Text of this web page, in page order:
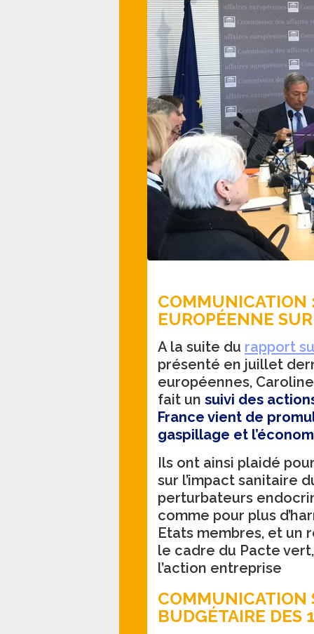
COMMUNICATION
EUROPÉENNE
A la suite du rapport
présenté en juillet
européennes,
fait un suivi des
France vient de
gaspillage et
Ils ont ainsi plaidé
sur l’impact sanitaire
perturbateurs
comme pour plus
Etats membres, et
le cadre du Pacte
l’action entreprise
COMMUNICATION
BUDGÉTAIRE DES